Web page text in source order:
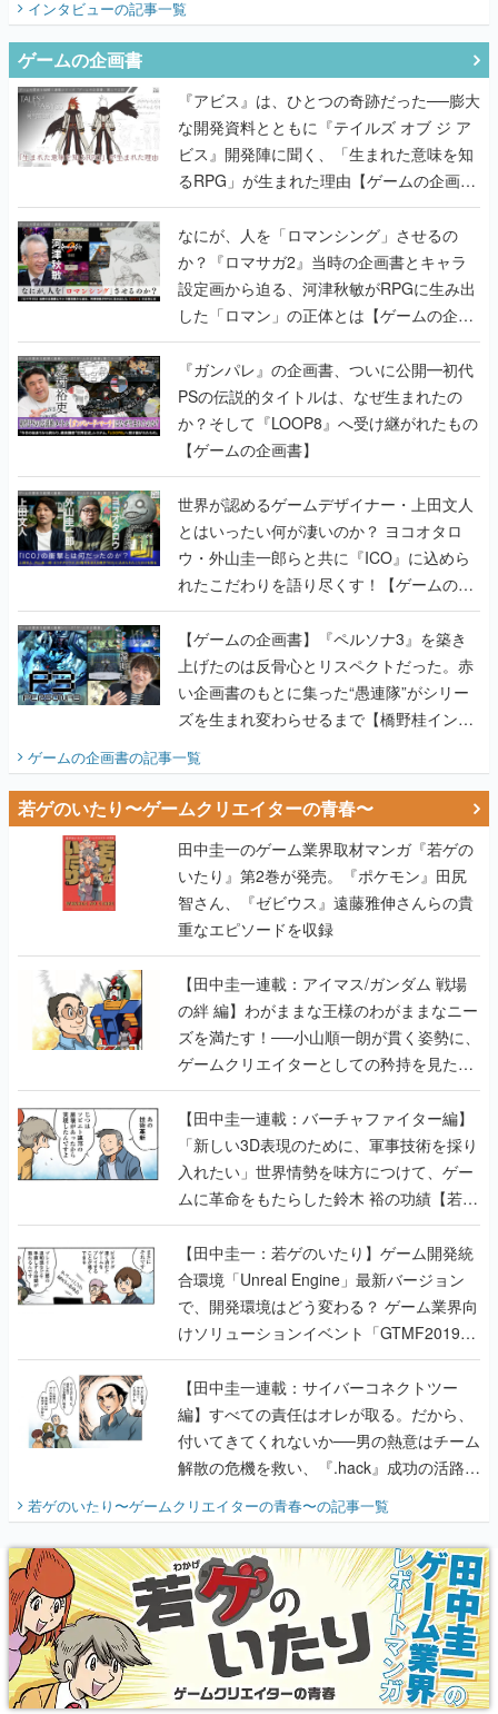
インタビューの記事一覧
ゲームの企画書
『アビス』は、ひとつの奇跡だった──膨大
な開発資料とともに『テイルズ オブ ジ ア
ビス』開発陣に聞く、「生まれた意味を知
るRPG」が生まれた理由【ゲームの企画
書】
なにが、人を「ロマンシング」させるの
か？『ロマサガ2』当時の企画書とキャラ
設定画から迫る、河津秋敏がRPGに生み出
した「ロマン」の正体とは【ゲームの企画
書】
『ガンパレ』の企画書、ついに公開━初代
PSの伝説的タイトルは、なぜ生まれたの
か？そして『LOOP8』へ受け継がれたもの
【ゲームの企画書】
世界が認めるゲームデザイナー・上田文人
とはいったい何が凄いのか？ ヨコオタロ
ウ・外山圭一郎らと共に『ICO』に込めら
れたこだわりを語り尽くす！【ゲームの企
画書】
【ゲームの企画書】『ペルソナ3』を築き
上げたのは反骨心とリスペクトだった。赤
い企画書のもとに集った“愚連隊”がシリー
ズを生まれ変わらせるまで【橋野桂インタ
ビュー】
ゲームの企画書の記事一覧
若ゲのいたり〜ゲームクリエイターの青春〜
田中圭一のゲーム業界取材マンガ『若ゲの
いたり』第2巻が発売。『ポケモン』田尻
智さん、『ゼビウス』遠藤雅伸さんらの貴
重なエピソードを収録
【田中圭一連載：アイマス/ガンダム 戦場
の絆 編】わがままな王様のわがままなニー
ズを満たす！──小山順一朗が貫く姿勢に、
ゲームクリエイターとしての矜持を見た
【若ゲのいたり最終回】
【田中圭一連載：バーチャファイター編】
「新しい3D表現のために、軍事技術を採り
入れたい」世界情勢を味方につけて、ゲー
ムに革命をもたらした鈴木 裕の功績【若ゲ
のいたり】
【田中圭一：若ゲのいたり】ゲーム開発統
合環境「Unreal Engine」最新バージョン
で、開発環境はどう変わる？ ゲーム業界向
けソリューションイベント「GTMF2019」
に行って、より理解を深めよう【PR】
【田中圭一連載：サイバーコネクトツー
編】すべての責任はオレが取る。だから、
付いてきてくれないか──男の熱意はチーム
解散の危機を救い、『.hack』成功の活路を
開く。業界の快男児・松山 洋に流れる血は
『少年ジャンプ』色だった【若ゲのいた
り】
若ゲのいたり〜ゲームクリエイターの青春〜の記事一覧